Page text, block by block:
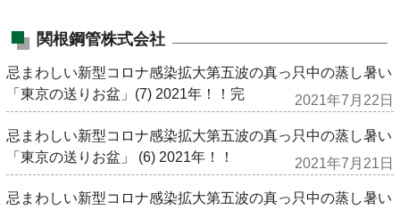
関根鋼管株式会社
忌まわしい新型コロナ感染拡大第五波の真っ只中の蒸し暑い
「東京の送りお盆」(7) 2021年！！完
2021年7月22日
忌まわしい新型コロナ感染拡大第五波の真っ只中の蒸し暑い
「東京の送りお盆」 (6) 2021年！！
2021年7月21日
忌まわしい新型コロナ感染拡大第五波の真っ只中の蒸し暑い